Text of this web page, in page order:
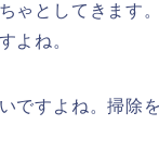
ゃとしてきます
よね。
ですよね。掃除